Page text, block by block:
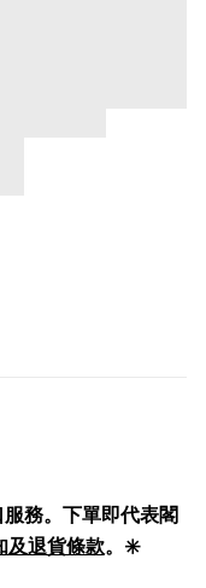
務。下單即代表閣
及退貨條款。✳️